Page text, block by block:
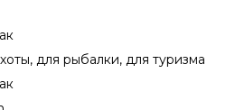
для рыбалки, для туризма